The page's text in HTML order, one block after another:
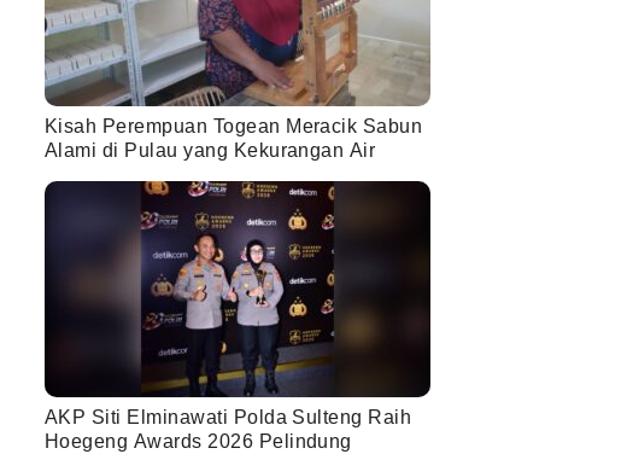
Kisah Perempuan Togean Meracik Sabun
Alami di Pulau yang Kekurangan Air
AKP Siti Elminawati Polda Sulteng Raih
Hoegeng Awards 2026 Pelindung